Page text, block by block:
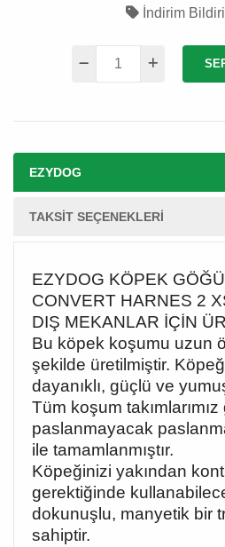
İndirim
EZYDOG
TAKSIT SEÇENEKLERI
EZYDOG KÖPEK
CONVERT HARNES 2
DIŞ MEKANLAR İÇİN
Bu köpek koşumu uzun
şekilde üretilmiştir.
dayanıklı, güçlü ve
Tüm koşum takımlarımız
paslanmayacak
ile tamamlanmıştır.
Köpeğinizi yakından
gerektiğinde
dokunuşlu, manyetik bir
sahiptir.